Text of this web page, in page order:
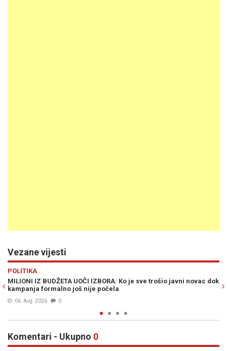
Vezane vijesti
dok
POLITIKA
BURNO U MANJEM BH. ENTITETU: Šta se sinoć događalo u
Omarskoj kod Prijedora, oglasio se Stevandić
03. Jun. 2026
Komentari - Ukupno 0